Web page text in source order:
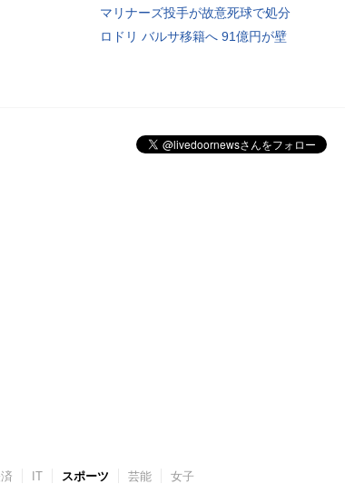
マリナーズ投手が故意死球で処分
ロドリ バルサ移籍へ 91億円が壁
IT スポーツ 芸能 女子